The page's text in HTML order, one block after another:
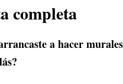
completa
a hacer